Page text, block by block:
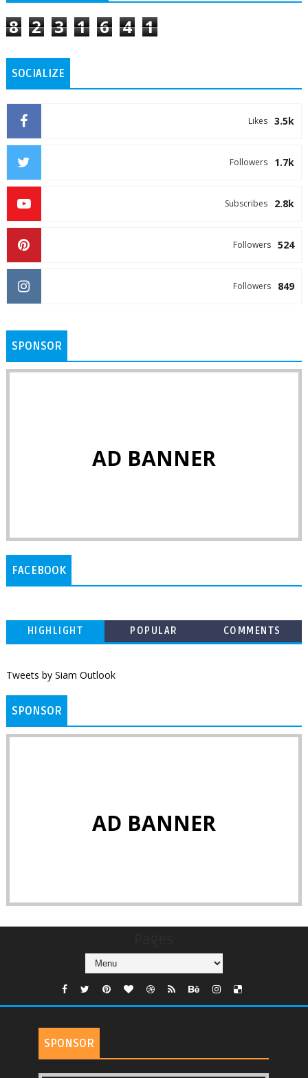
8 2 3 1 6 4 1
SOCIALIZE
3.5k
Likes
1.7k
Followers
2.8k
Subscribes
524
Followers
849
Followers
SPONSOR
AD BANNER
FACEBOOK
HIGHLIGHT POPULAR COMMENTS
Tweets by Siam Outlook
SPONSOR
AD BANNER
SPONSOR